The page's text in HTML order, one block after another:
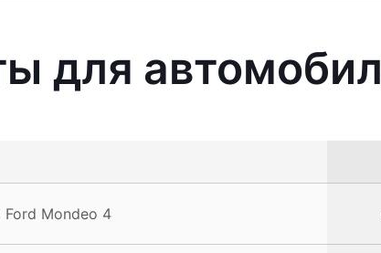
для
Mondeo 4